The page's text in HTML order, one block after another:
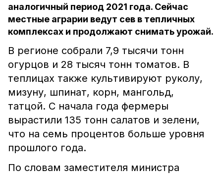
аналогичный период 2021 года. Сейчас
местные аграрии ведут сев в тепличных
комплексах и продолжают снимать урожай.
В регионе собрали 7,9 тысячи тонн
огурцов и 28 тысяч тонн томатов. В
теплицах также культивируют руколу,
мизуну, шпинат, корн, мангольд,
татцой. С начала года фермеры
вырастили 135 тонн салатов и зелени,
что на семь процентов больше уровня
прошлого года.
По словам заместителя министра